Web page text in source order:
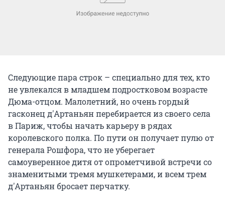
Следующие пара строк – специально для тех, кто
не увлекался в младшем подростковом возрасте
Дюма-отцом. Малолетний, но очень гордый
гасконец д'Артаньян перебирается из своего села
в Париж, чтобы начать карьеру в рядах
королевского полка. По пути он получает пулю от
генерала Рошфора, что не уберегает
самоуверенное дитя от опрометчивой встречи со
знаменитыми тремя мушкетерами, и всем трем
д'Артаньян бросает перчатку.